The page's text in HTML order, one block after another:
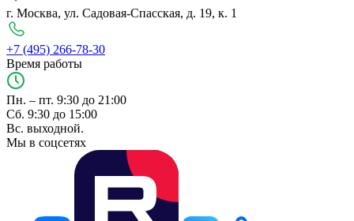
г. Москва, ул. Садовая-Спасская, д. 19, к. 1
+7 (495) 266-78-30
Время работы
Пн. – пт. 9:30 до 21:00
Сб. 9:30 до 15:00
Вс. выходной.
Мы в соцсетях